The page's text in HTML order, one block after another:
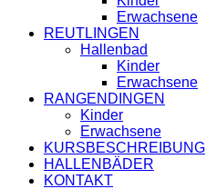
Erwachsene
REUTLINGEN
Hallenbad
Kinder
Erwachsene
RANGENDINGEN
Kinder
Erwachsene
KURSBESCHREIBUNG
HALLENBÄDER
KONTAKT